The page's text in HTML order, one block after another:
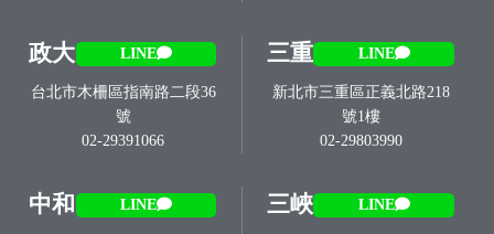
政大 LINE
台北市木柵區指南路二段36
號
02-29391066
三重 LINE
新北市三重區正義北路218
號1樓
02-29803990
中和 LINE 三峽 LINE